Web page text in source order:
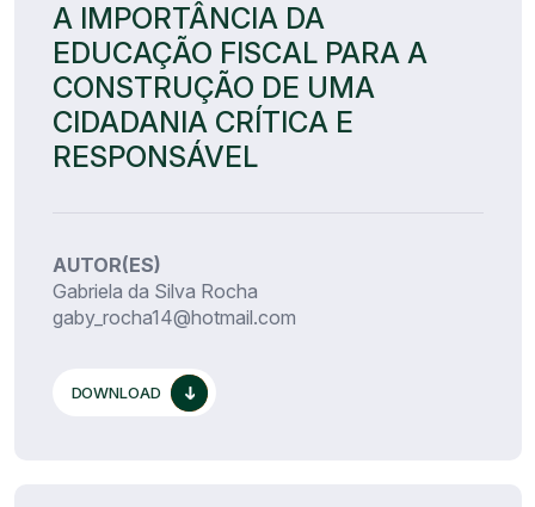
A IMPORTÂNCIA DA
EDUCAÇÃO FISCAL PARA A
CONSTRUÇÃO DE UMA
CIDADANIA CRÍTICA E
RESPONSÁVEL
AUTOR(ES)
Gabriela da Silva Rocha
gaby_rocha14@hotmail.com
DOWNLOAD